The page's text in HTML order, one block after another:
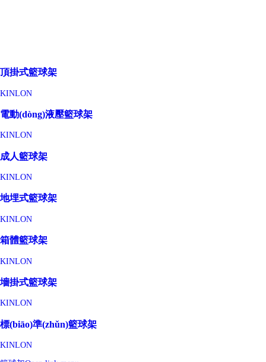
頂掛式籃球架
KINLON
電動(dòng)液壓籃球架
KINLON
成人籃球架
KINLON
地埋式籃球架
KINLON
箱體籃球架
KINLON
墻掛式籃球架
KINLON
標(biāo)準(zhǔn)籃球架
KINLON